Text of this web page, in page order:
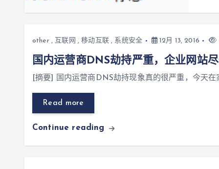
other,互联网 ,移动互联, 系统安全 12月 13, 2016
国内运营商DNS劫持严重，企业网站
[摘要] 国内运营商DNS劫持现象真的很严重，今天在
Read more
Continue reading